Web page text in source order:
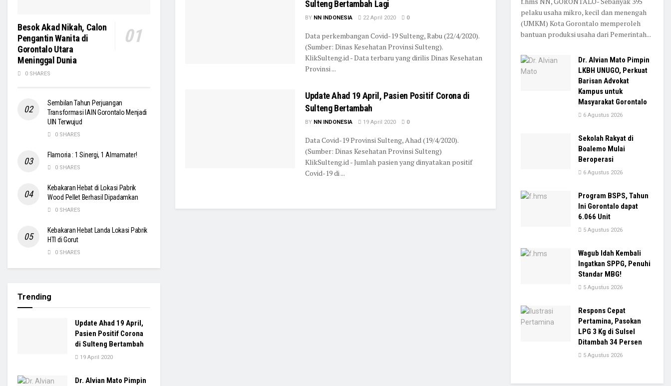
Sulteng Bertambah Lagi
BY NN INDONESIA 22 April 2020 0
Data perkembangan Covid-19 Sulteng, Rabu (22/4/2020).
(Sumber: Dinas Kesehatan Provinsi Sulteng).
KlikSulteng.id - Data terbaru yang dirilis Dinas Kesehatan
Provinsi ...
Update Ahad 19 April, Pasien Positif Corona di
Sulteng Bertambah
BY NN INDONESIA 19 April 2020 0
Data Covid-19 Provinsi Sulteng, Ahad (19/4/2020).
(Sumber: Dinas Kesehatan Provinsi Sulteng)
KlikSulteng.id - Jumlah pasien yang dinyatakan positif
Covid-19 di ...
Besok Akad Nikah, Calon
Pengantin Wanita di
Gorontalo Utara
Meninggal Dunia
0 SHARES
Sembilan Tahun Perjuangan
Transformasi IAIN Gorontalo Menjadi
UIN Terwujud
0 SHARES
Flamoria : 1 Sinergi, 1 Almamater!
0 SHARES
Kebakaran Hebat di Lokasi Pabrik
Wood Pellet Berhasil Dipadamkan
0 SHARES
Kebakaran Hebat Landa Lokasi Pabrik
HTI di Gorut
0 SHARES
Trending
Update Ahad 19 April,
Pasien Positif Corona
di Sulteng Bertambah
19 April 2020
Dr. Alvian Mato Pimpin
pelaku usaha mikro, kecil dan menengah
(UMKM) Kota Gorontalo memperoleh
bantuan produksi usaha dari Pemerintah...
Dr. Alvian Mato Pimpin
LKBH UNUGO, Perkuat
Barisan Advokat
Kampus untuk
Masyarakat Gorontalo
6 Agustus 2026
Sekolah Rakyat di
Boalemo Mulai
Beroperasi
6 Agustus 2026
Program BSPS, Tahun
Ini Gorontalo dapat
6.066 Unit
5 Agustus 2026
Wagub Idah Kembali
Ingatkan SPPG, Penuhi
Standar MBG!
5 Agustus 2026
Respons Cepat
Pertamina, Pasokan
LPG 3 Kg di Sulsel
Ditambah 34 Persen
5 Agustus 2026